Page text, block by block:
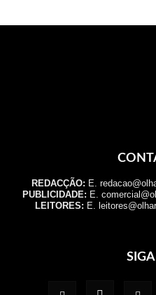
REDACÇÃO: E.
PUBLICIDADE: E.
LEITORES: E.